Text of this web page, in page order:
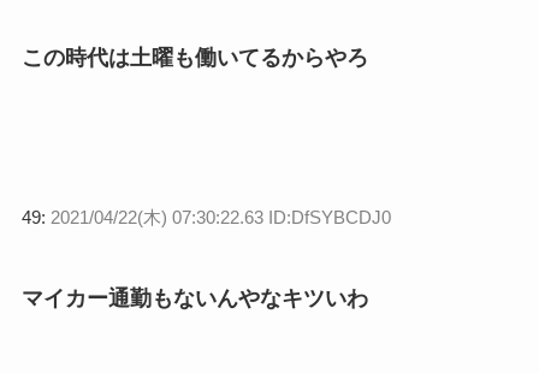
この時代は土曜も働いてるからやろ
49: 2021/04/22(木) 07:30:22.63 ID:DfSYBCDJ0
マイカー通勤もないんやなキツいわ